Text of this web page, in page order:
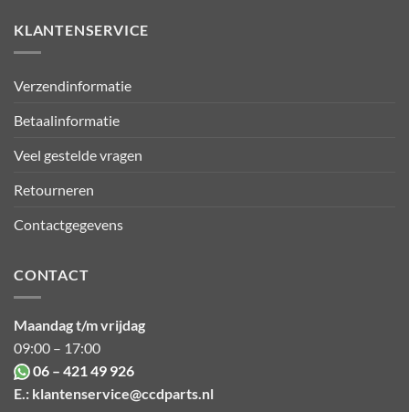
KLANTENSERVICE
Verzendinformatie
Betaalinformatie
Veel gestelde vragen
Retourneren
Contactgegevens
CONTACT
Maandag t/m vrijdag
09:00 – 17:00
06 – 421 49 926
E.: klantenservice@ccdparts.nl